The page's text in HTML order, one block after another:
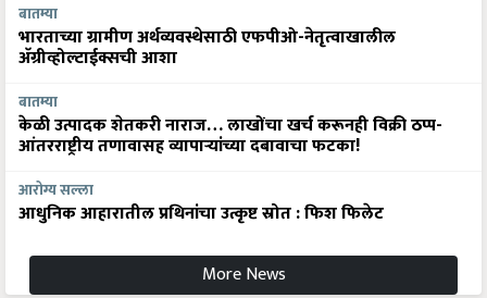
बातम्या
भारताच्या ग्रामीण अर्थव्यवस्थेसाठी एफपीओ-नेतृत्वाखालील
अ‍ॅग्रीव्होल्टाईक्सची आशा
बातम्या
केळी उत्पादक शेतकरी नाराज… लाखोंचा खर्च करूनही विक्री ठप्प-
आंतरराष्ट्रीय तणावासह व्यापाऱ्यांच्या दबावाचा फटका!
आरोग्य सल्ला
आधुनिक आहारातील प्रथिनांचा उत्कृष्ट स्रोत : फिश फिलेट
More News